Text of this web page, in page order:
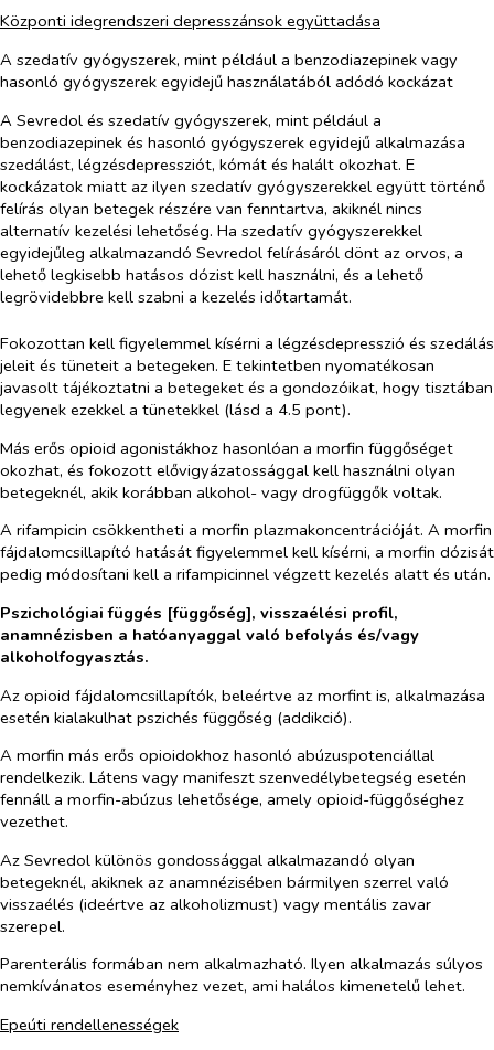
Központi idegrendszeri depresszánsok együttadása
A szedatív gyógyszerek, mint például a benzodiazepinek vagy
hasonló gyógyszerek egyidejű használatából adódó kockázat
A Sevredol és szedatív gyógyszerek, mint például a
benzodiazepinek és hasonló gyógyszerek egyidejű alkalmazása
szedálást, légzésdepressziót, kómát és halált okozhat. E
kockázatok miatt az ilyen szedatív gyógyszerekkel együtt történő
felírás olyan betegek részére van fenntartva, akiknél nincs
alternatív kezelési lehetőség. Ha szedatív gyógyszerekkel
egyidejűleg alkalmazandó Sevredol felírásáról dönt az orvos, a
lehető legkisebb hatásos dózist kell használni, és a lehető
legrövidebbre kell szabni a kezelés időtartamát.
Fokozottan kell figyelemmel kísérni a légzésdepresszió és szedálás
jeleit és tüneteit a betegeken. E tekintetben nyomatékosan
javasolt tájékoztatni a betegeket és a gondozóikat, hogy tisztában
legyenek ezekkel a tünetekkel (lásd a 4.5 pont).
Más erős opioid agonistákhoz hasonlóan a morfin függőséget
okozhat, és fokozott elővigyázatossággal kell használni olyan
betegeknél, akik korábban alkohol- vagy drogfüggők voltak.
A rifampicin csökkentheti a morfin plazmakoncentrációját. A morfin
fájdalomcsillapító hatását figyelemmel kell kísérni, a morfin dózisát
pedig módosítani kell a rifampicinnel végzett kezelés alatt és után.
Pszichológiai függés [függőség], visszaélési profil,
anamnézisben a hatóanyaggal való befolyás és/vagy
alkoholfogyasztás.
Az opioid fájdalomcsillapítók, beleértve az morfint is, alkalmazása
esetén kialakulhat pszichés függőség (addikció).
A morfin más erős opioidokhoz hasonló abúzuspotenciállal
rendelkezik. Látens vagy manifeszt szenvedélybetegség esetén
fennáll a morfin-abúzus lehetősége, amely opioid-függőséghez
vezethet.
Az Sevredol különös gondossággal alkalmazandó olyan
betegeknél, akiknek az anamnézisében bármilyen szerrel való
visszaélés (ideértve az alkoholizmust) vagy mentális zavar
szerepel.
Parenterális formában nem alkalmazható. Ilyen alkalmazás súlyos
nemkívánatos eseményhez vezet, ami halálos kimenetelű lehet.
Epeúti rendellenességek